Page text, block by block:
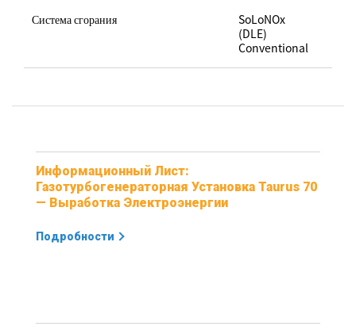
Система сгорания
SoLoNOx
(DLE)
Conventional
Информационный Лист:
Газотурбогенераторная Установка Taurus 70
— Выработка Электроэнергии
Подробности